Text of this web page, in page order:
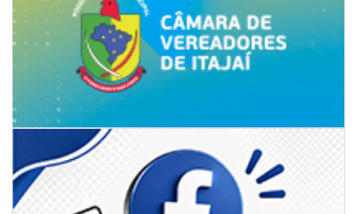
08/08/2026 | 07:00
8º Capoezade promove semana de oficinas gratuitas e atividades
culturais em Itajaí
GERAL